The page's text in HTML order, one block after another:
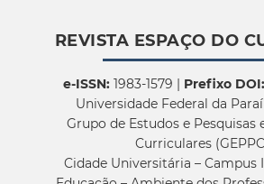
REVISTA ESPAÇO DO
e-ISSN:1983-1579 | Prefixo DOI:
Universidade Federal da
Grupo de Estudos e Pesquisas
Curriculares
Cidade Universitária – Campus